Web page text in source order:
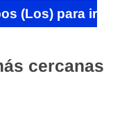
(Los) para ir
cercanas